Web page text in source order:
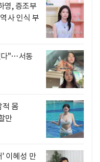
영, 증조부
사 인식 부
다"…서동
적 몸
만
이혜성 만